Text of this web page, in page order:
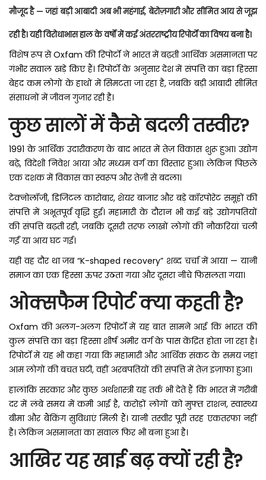
मौजूद है — जहां बड़ी आबादी अब भी महंगाई, बेरोज़गारी और सीमित आय से जूझ
रही है। यही विरोधाभास हाल के वर्षों में कई अंतरराष्ट्रीय रिपोर्टों का विषय बना है।
विशेष रूप से Oxfam की रिपोर्टों ने भारत में बढ़ती आर्थिक असमानता पर
गंभीर सवाल खड़े किए हैं। रिपोर्टों के अनुसार देश में संपत्ति का बड़ा हिस्सा
बेहद कम लोगों के हाथों में सिमटता जा रहा है, जबकि बड़ी आबादी सीमित
संसाधनों में जीवन गुजार रही है।
कुछ सालों में कैसे बदली तस्वीर?
1991 के आर्थिक उदारीकरण के बाद भारत में तेज़ विकास शुरू हुआ। उद्योग
बढ़े, विदेशी निवेश आया और मध्यम वर्ग का विस्तार हुआ। लेकिन पिछले
एक दशक में विकास का स्वरूप और तेज़ी से बदला।
टेक्नोलॉजी, डिजिटल कारोबार, शेयर बाजार और बड़े कॉरपोरेट समूहों की
संपत्ति में अभूतपूर्व वृद्धि हुई। महामारी के दौरान भी कई बड़े उद्योगपतियों
की संपत्ति बढ़ती रही, जबकि दूसरी तरफ लाखों लोगों की नौकरियां चली
गईं या आय घट गई।
यही वह दौर था जब “K-shaped recovery” शब्द चर्चा में आया — यानी
समाज का एक हिस्सा ऊपर उठता गया और दूसरा नीचे फिसलता गया।
ओक्सफैम रिपोर्ट क्या कहती है?
Oxfam की अलग-अलग रिपोर्टों में यह बात सामने आई कि भारत की
कुल संपत्ति का बड़ा हिस्सा शीर्ष अमीर वर्ग के पास केंद्रित होता जा रहा है।
रिपोर्टों में यह भी कहा गया कि महामारी और आर्थिक संकट के समय जहां
आम लोगों की बचत घटी, वहीं अरबपतियों की संपत्ति में तेज़ इज़ाफा हुआ।
हालांकि सरकार और कुछ अर्थशास्त्री यह तर्क भी देते हैं कि भारत में गरीबी
दर में लंबे समय में कमी आई है, करोड़ों लोगों को मुफ्त राशन, स्वास्थ्य
बीमा और बैंकिंग सुविधाएं मिली हैं। यानी तस्वीर पूरी तरह एकतरफा नहीं
है। लेकिन असमानता का सवाल फिर भी बना हुआ है।
आखिर यह खाई बढ़ क्यों रही है?